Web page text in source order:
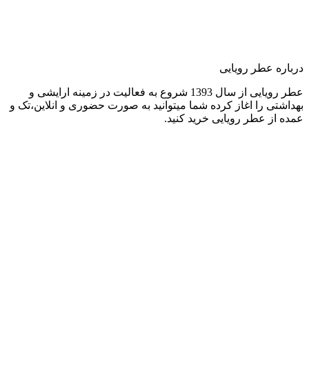
درباره عطر رویایی
عطر رویایی از سال 1393 شروع به فعالیت در زمینه ارایشی و
بهداشتی را اغاز کرده شما میتوانید به صورت حضوری و انلاین،تک و
عمده از عطر رویایی خرید کنید.